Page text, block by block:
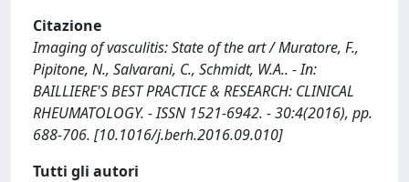
Citazione
Imaging of vasculitis: State of the art / Muratore, F.,
Pipitone, N., Salvarani, C., Schmidt, W.A.. - In:
BAILLIERE'S BEST PRACTICE & RESEARCH: CLINICAL
RHEUMATOLOGY. - ISSN 1521-6942. - 30:4(2016), pp.
688-706. [10.1016/j.berh.2016.09.010]
Tutti gli autori